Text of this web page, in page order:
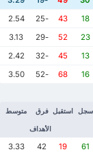
18
43
-25
2.54
23
52
-29
3.13
13
45
-32
2.42
16
68
-52
3.50
سجل استقبل فرق
الأهداف
متوسط
61
19
42
3.33